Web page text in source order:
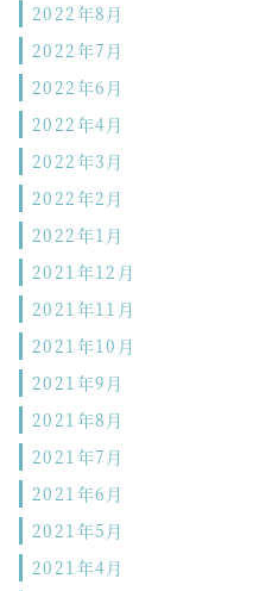
2022年8月
2022年7月
2022年6月
2022年4月
2022年3月
2022年2月
2022年1月
2021年12月
2021年11月
2021年10月
2021年9月
2021年8月
2021年7月
2021年6月
2021年5月
2021年4月